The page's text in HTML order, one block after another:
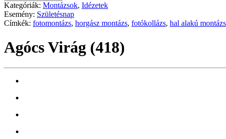
Kategóriák: Montázsok, Idézetek
Esemény: Születésnap
Címkék: fotomontázs, horgász montázs, fotókollázs, hal alakú montázs
Agócs Virág (418)